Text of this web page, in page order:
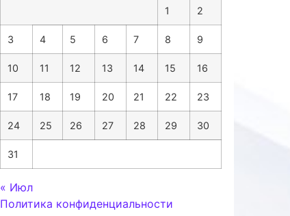
1 2
3 4 5 6 7 8 9
10 11 12 13 14 15 16
17 18 19 20 21 22 23
24 25 26 27 28 29 30
31
« Июл
Политика конфиденциальности